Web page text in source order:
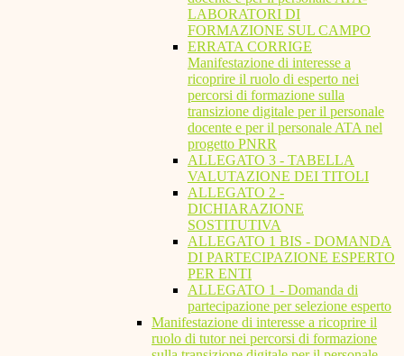
LABORATORI DI
FORMAZIONE SUL CAMPO
ERRATA CORRIGE
Manifestazione di interesse a
ricoprire il ruolo di esperto nei
percorsi di formazione sulla
transizione digitale per il personale
docente e per il personale ATA nel
progetto PNRR
ALLEGATO 3 - TABELLA
VALUTAZIONE DEI TITOLI
ALLEGATO 2 -
DICHIARAZIONE
SOSTITUTIVA
ALLEGATO 1 BIS - DOMANDA
DI PARTECIPAZIONE ESPERTO
PER ENTI
ALLEGATO 1 - Domanda di
partecipazione per selezione esperto
Manifestazione di interesse a ricoprire il
ruolo di tutor nei percorsi di formazione